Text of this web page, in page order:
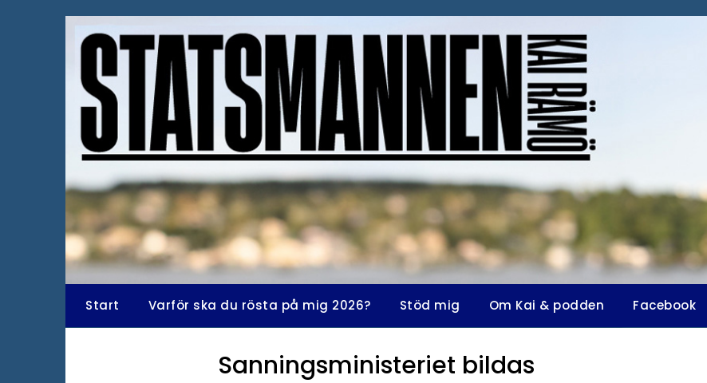
Start Varför ska du rösta på mig 2026? Stöd mig Om Kai & podden Facebook
Sanningsministeriet bildas